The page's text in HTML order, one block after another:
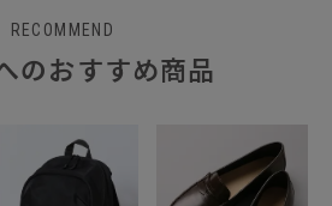
RECOMMEND
のおすすめ商品